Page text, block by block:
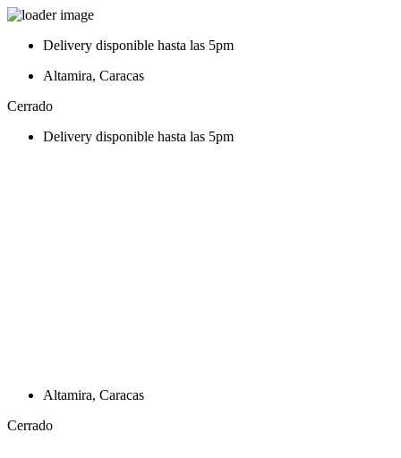
Delivery disponible hasta las 5pm
Altamira, Caracas
Cerrado
Delivery disponible hasta las 5pm
Altamira, Caracas
Cerrado